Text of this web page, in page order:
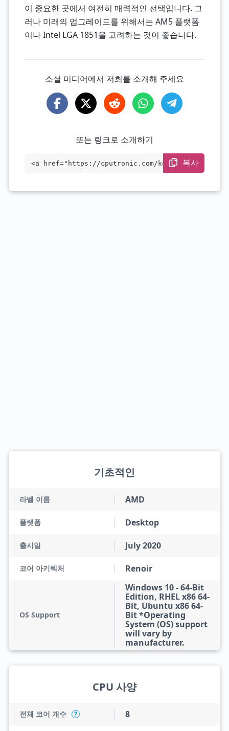
이 중요한 곳에서 여전히 매력적인 선택입니다. 그
러나 미래의 업그레이드를 위해서는 AM5 플랫폼
이나 Intel LGA 1851을 고려하는 것이 좋습니다.
소셜 미디어에서 저희를 소개해 주세요
또는 링크로 소개하기
<a href="https://cputronic.com/ko/cpu/am
복사
기초적인
라벨 이름 AMD
플랫폼 Desktop
출시일 July 2020
코어 아키텍처 Renoir
OS Support
Windows 10 - 64-Bit
Edition, RHEL x86 64-
Bit, Ubuntu x86 64-
Bit *Operating
System (OS) support
will vary by
manufacturer.
CPU 사양
전체 코어 개수 ? 8